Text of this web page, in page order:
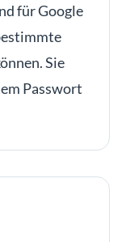
für Google
Sie
Passwort